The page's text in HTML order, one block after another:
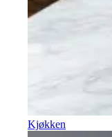
Kjøkken